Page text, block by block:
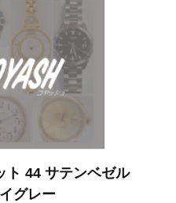
ト 44 サテンベゼル
グレー